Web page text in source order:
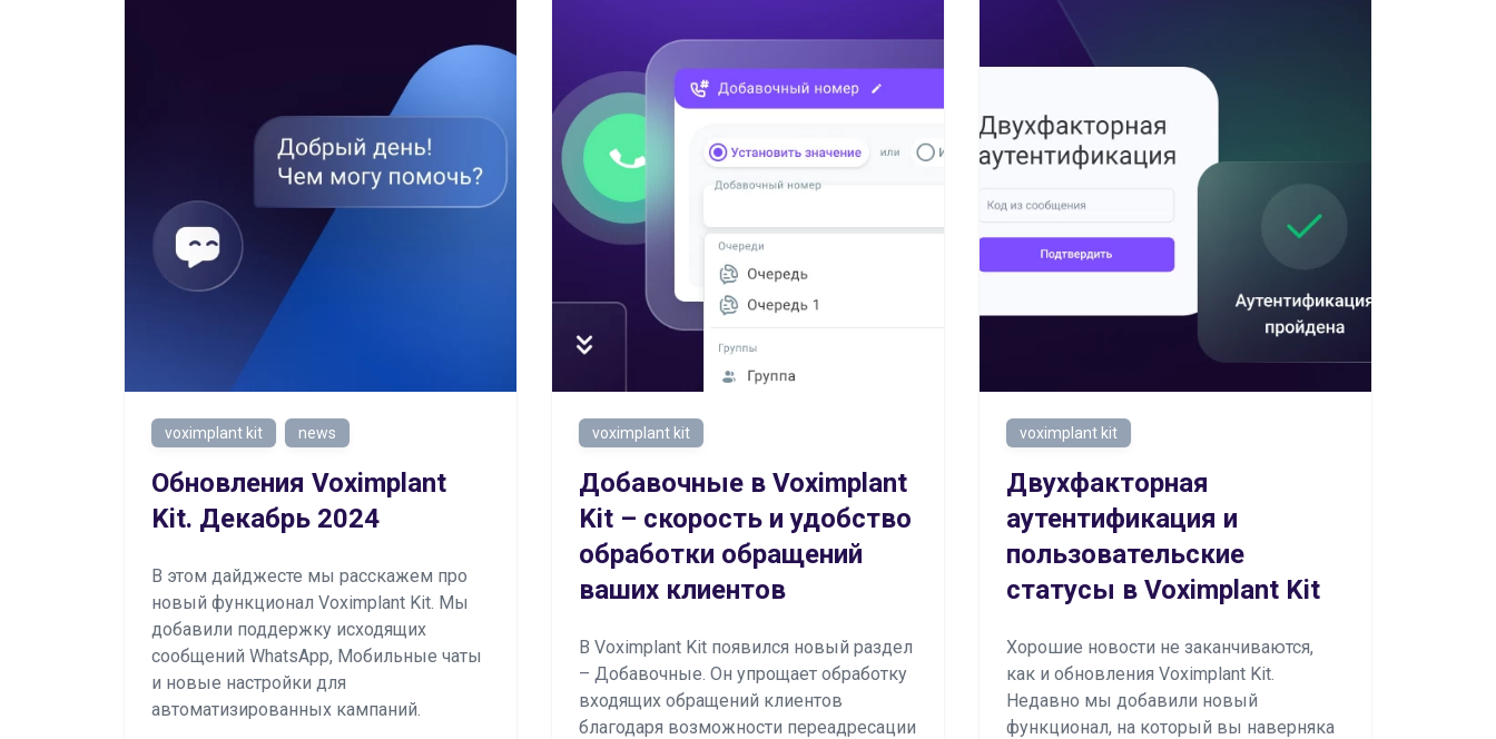
voximplant kit news
Обновления Voximplant
Kit. Декабрь 2024
В этом дайджесте мы расскажем про
новый функционал Voximplant Kit. Мы
добавили поддержку исходящих
сообщений WhatsApp, Мобильные чаты
и новые настройки для
автоматизированных кампаний.
voximplant kit
Добавочные в Voximplant
Kit – скорость и удобство
обработки обращений
ваших клиентов
В Voximplant Kit появился новый раздел
– Добавочные. Он упрощает обработку
входящих обращений клиентов
благодаря возможности переадресации
voximplant kit
Двухфакторная
аутентификация и
пользовательские
статусы в Voximplant Kit
Хорошие новости не заканчиваются,
как и обновления Voximplant Kit.
Недавно мы добавили новый
функционал, на который вы наверняка